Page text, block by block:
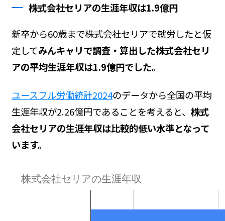
株式会社セリアの生涯年収は1.9億円
新卒から60歳まで株式会社セリアで就労したと仮
定してみんキャリで調査・算出した株式会社セリ
アの平均生涯年収は1.9億円でした。
ユースフル労働統計2024のデータから全国の平均
生涯年収が2.26億円であることを考えると、 株式
会社セリアの生涯年収は比較的低い水準となって
います。